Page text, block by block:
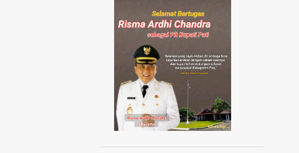
AISYIYAH JATENG AISYIYAH PATI
AISYIYAH TLOGOWUNGU
AJANG ABANG NONE JAKARTA 2024
AJUDAN KAPOLRI
AKAD MASSAL KPR SUBSIDI
AKADEMI SEPAK BOLA
AKBAR TANDJUNG AKSI 1000 LILIN